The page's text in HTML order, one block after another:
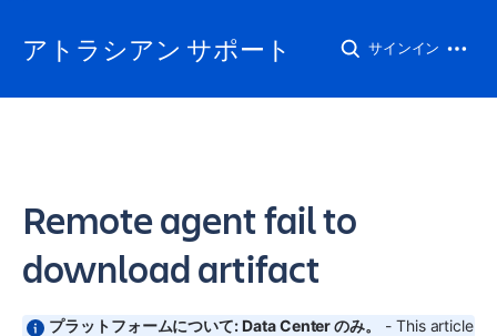
アトラシアン サポート サインイン
Remote agent fail to
download artifact
プラットフォームについて: Data Center のみ。
- This article